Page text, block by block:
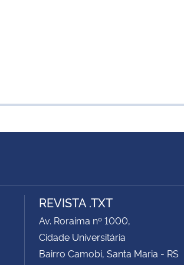
REVISTA .TXT
Av. Roraima nº 1000,
Cidade Universitária
Bairro Camobi, Santa Maria - RS